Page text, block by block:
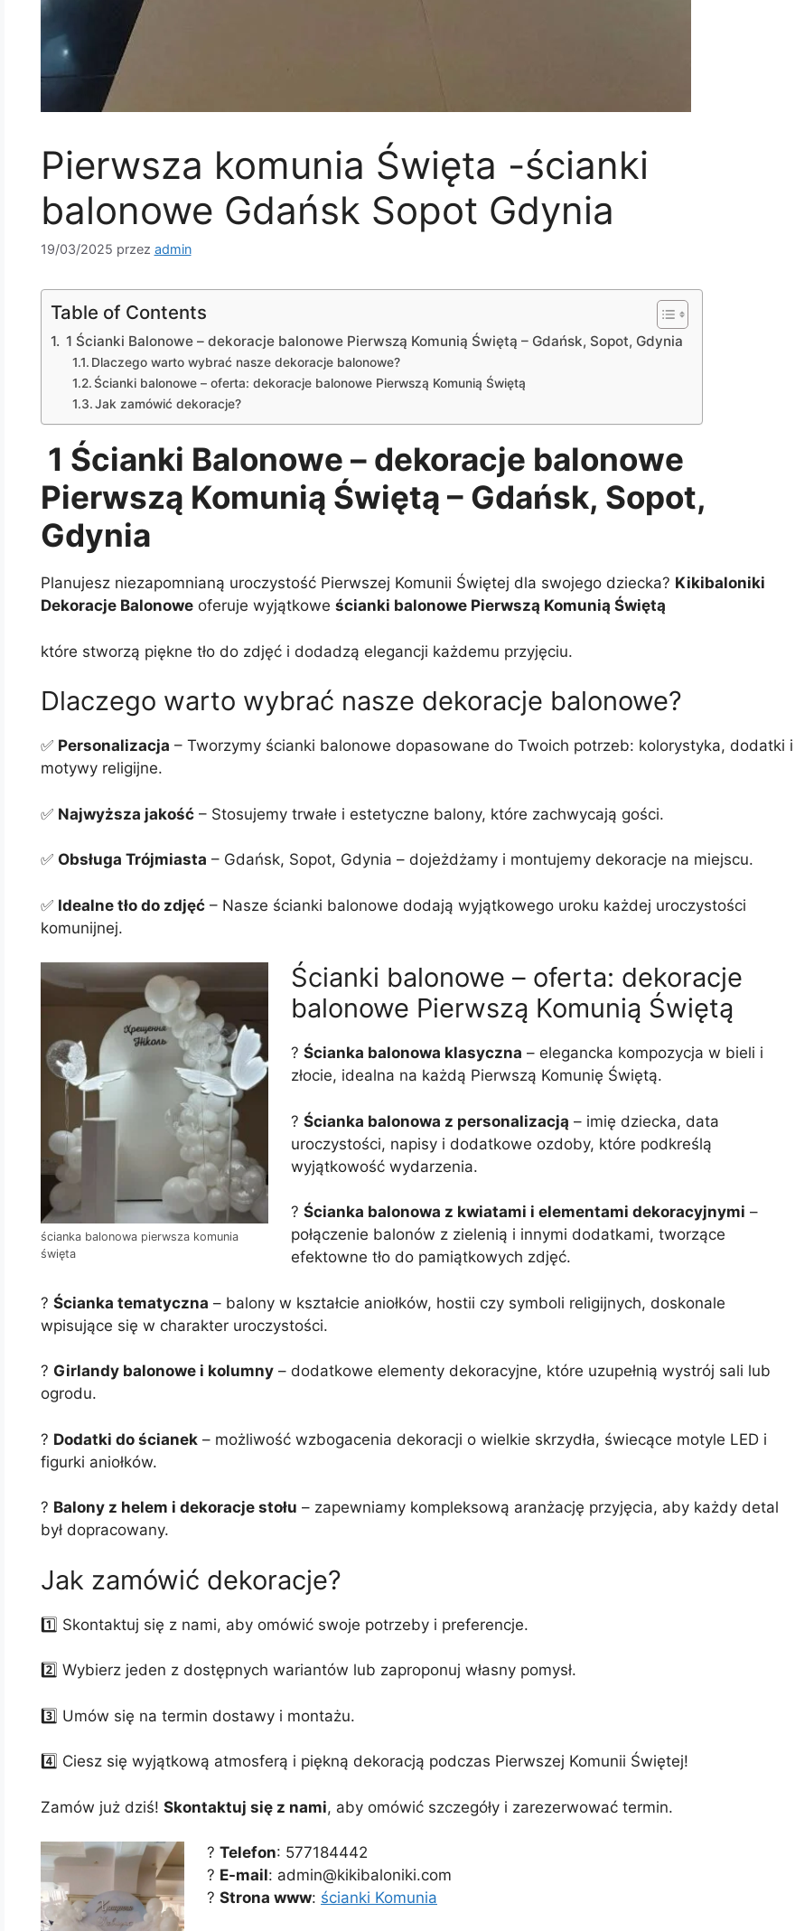
Pierwsza komunia Święta -ścianki
balonowe Gdańsk Sopot Gdynia
19/03/2025 przez admin
Table of Contents
1 Ścianki Balonowe – dekoracje balonowe Pierwszą Komunią Świętą – Gdańsk, Sopot, Gdynia
Dlaczego warto wybrać nasze dekoracje balonowe?
Ścianki balonowe – oferta: dekoracje balonowe Pierwszą Komunią Świętą
Jak zamówić dekoracje?
1 Ścianki Balonowe – dekoracje balonowe
Pierwszą Komunią Świętą – Gdańsk, Sopot,
Gdynia
Planujesz niezapomnianą uroczystość Pierwszej Komunii Świętej dla swojego dziecka? Kikibaloniki
Dekoracje Balonoweoferuje wyjątkowe ścianki balonowe Pierwszą Komunią Świętą
które stworzą piękne tło do zdjęć i dodadzą elegancji każdemu przyjęciu.
Dlaczego warto wybrać nasze dekoracje balonowe?
✅ Personalizacja – Tworzymy ścianki balonowe dopasowane do Twoich potrzeb: kolorystyka, dodatki i
motywy religijne.
✅ Najwyższa jakość– Stosujemy trwałe i estetyczne balony, które zachwycają gości.
✅ Obsługa Trójmiasta – Gdańsk, Sopot, Gdynia – dojeżdżamy i montujemy dekoracje na miejscu.
✅ Idealne tło do zdjęć– Nasze ścianki balonowe dodają wyjątkowego uroku każdej uroczystości
komunijnej.
ścianka balonowa pierwsza komunia
święta
Ścianki balonowe – oferta: dekoracje
balonowe Pierwszą Komunią Świętą
? Ścianka balonowa klasyczna – elegancka kompozycja w bieli i
złocie, idealna na każdą Pierwszą Komunię Świętą.
? Ścianka balonowa z personalizacją – imię dziecka, data
uroczystości, napisy i dodatkowe ozdoby, które podkreślą
wyjątkowość wydarzenia.
? Ścianka balonowa z kwiatami i elementami dekoracyjnymi –
połączenie balonów z zielenią i innymi dodatkami, tworzące
efektowne tło do pamiątkowych zdjęć.
? Ścianka tematyczna – balony w kształcie aniołków, hostii czy symboli religijnych, doskonale
wpisujące się w charakter uroczystości.
? Girlandy balonowe i kolumny– dodatkowe elementy dekoracyjne, które uzupełnią wystrój sali lub
ogrodu.
? Dodatki do ścianek– możliwość wzbogacenia dekoracji o wielkie skrzydła, świecące motyle LED i
figurki aniołków.
? Balony z helem i dekoracje stołu – zapewniamy kompleksową aranżację przyjęcia, aby każdy detal
był dopracowany.
Jak zamówić dekoracje?
1️⃣ Skontaktuj się z nami, aby omówić swoje potrzeby i preferencje.
2️⃣ Wybierz jeden z dostępnych wariantów lub zaproponuj własny pomysł.
3️⃣ Umów się na termin dostawy i montażu.
4️⃣ Ciesz się wyjątkową atmosferą i piękną dekoracją podczas Pierwszej Komunii Świętej!
Zamów już dziś! Skontaktuj się z nami, aby omówić szczegóły i zarezerwować termin.
? Telefon: 577184442
? E-mail: admin@kikibaloniki.com
? Strona www: ścianki Komunia